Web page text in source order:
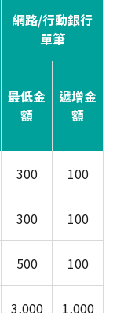
網路/行動銀行
單筆
最低金
額
遞增金
額
300 100
300 100
500 100
3,000 1,000